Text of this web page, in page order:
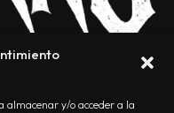
almacenar y/o acceder a la